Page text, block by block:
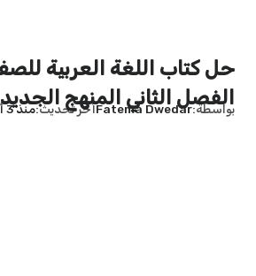
حل كتاب اللغة العربية
الفصل الثاني المنهج الجديد
بواسطة Fatema Dwedarآخر تحديث منذ 3 أشهر